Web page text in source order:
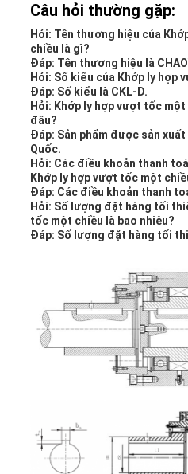
Câu hỏi thường gặp:
Hỏi: Tên thương hiệu của
chiều là gì?
Đáp: Tên thương hiệu là
Hỏi: Số kiểu của Khớp ly hợp
Đáp: Số kiểu là CKL-D.
Hỏi: Khớp ly hợp vượt tốc
đâu?
Đáp: Sản phẩm được sản
Quốc.
Hỏi: Các điều khoản thanh
Khớp ly hợp vượt tốc một
Đáp: Các điều khoản thanh
Hỏi: Số lượng đặt hàng tối
tốc một chiều là bao nhiêu?
Đáp: Số lượng đặt hàng tối